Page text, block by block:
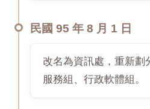
民國 95 年 8 月 1 日
改名為資訊處，重新劃
服務組、行政軟體組。